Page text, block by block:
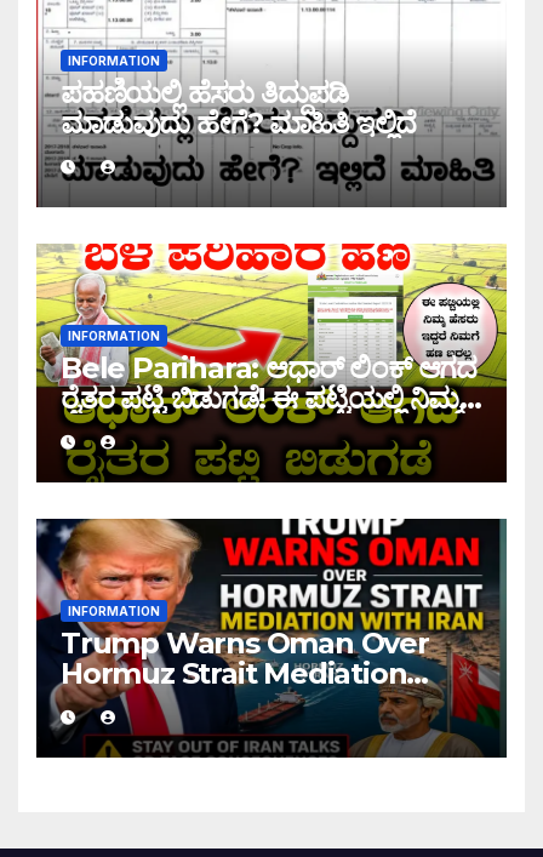
INFORMATION
ಪಹಣಿಯಲ್ಲಿ ಹೆಸರು ತಿದ್ದುಪಡಿ
ಮಾಡುವುದು ಹೇಗೆ? ಮಾಹಿತಿ ಇಲ್ಲಿದೆ
INFORMATION
Bele Parihara: ಆಧಾರ್ ಲಿಂಕ್ ಆಗದ
ರೈತರ ಪಟ್ಟಿ ಬಿಡುಗಡೆ! ಈ ಪಟ್ಟಿಯಲ್ಲಿ ನಿಮ್ಮ
ಹೆಸರು ಇದ್ದರೆ ನಿಮಗೆ ಹಣ ಜಮಾ ಆಗಲ್ಲ !
INFORMATION
Trump Warns Oman Over
Hormuz Strait Mediation
With Iran